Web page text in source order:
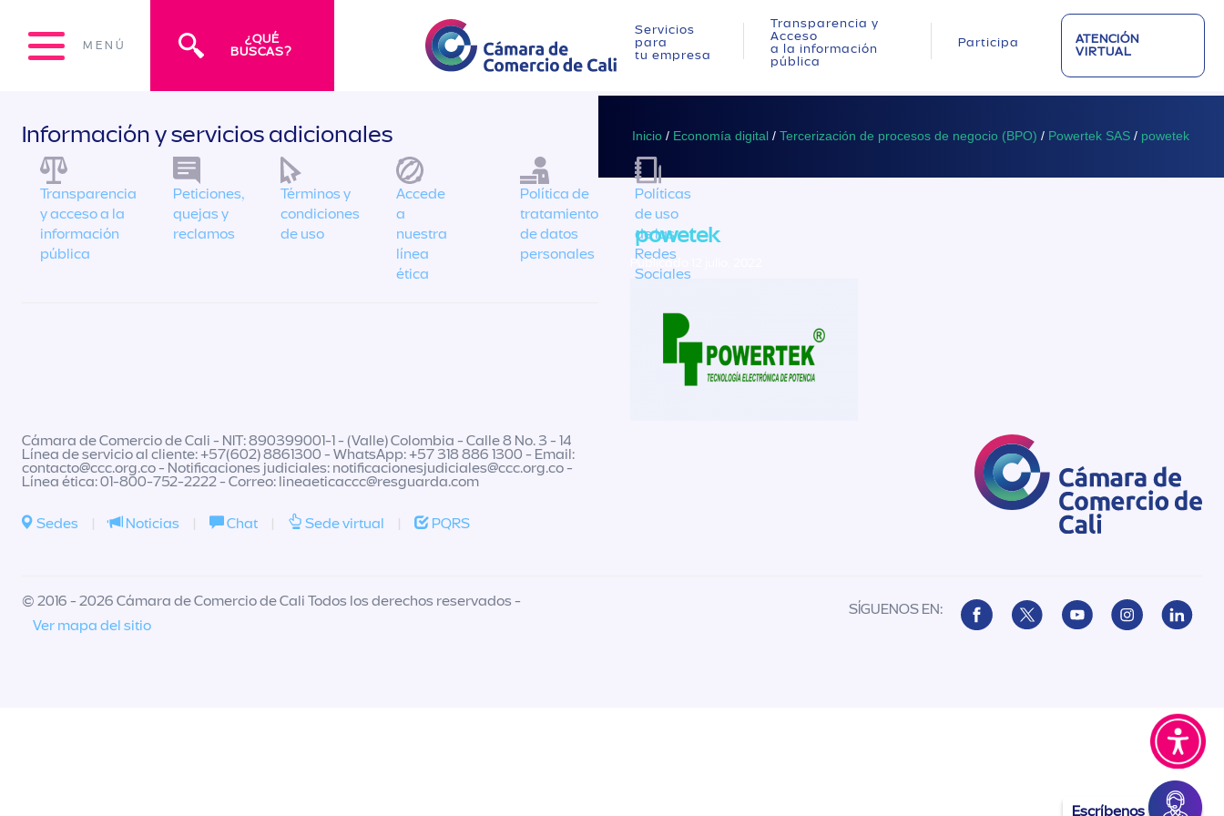
MENÚ
¿QUÉ
BUSCAS?
Servicios
para
tu empresa
Transparencia y
Acceso
a la información
pública
Participa
ATENCIÓN
VIRTUAL
Inicio / Economía digital / Tercerización de procesos de negocio (BPO) / Powertek SAS / powetek
powetek
Publicado 12 julio, 2022
Escríbenos
Información y servicios adicionales
Transparencia
y acceso a la
información
pública
Peticiones,
quejas y
reclamos
Términos y
condiciones
de uso
Accede
a
nuestra
línea
ética
Política de
tratamiento
de datos
personales
Políticas
de uso
de las
Redes
Sociales
Cámara de Comercio de Cali - NIT: 890399001-1 - (Valle) Colombia - Calle 8 No. 3 - 14
Línea de servicio al cliente: +57(602) 8861300 - WhatsApp: +57 318 886 1300 - Email:
contacto@ccc.org.co- Notificaciones judiciales: notificacionesjudiciales@ccc.org.co-
Línea ética: 01-800-752-2222 - Correo: lineaeticaccc@resguarda.com
Sedes | Noticias | Chat | Sede virtual | PQRS
© 2016 - 2026 Cámara de Comercio de Cali Todos los derechos reservados -
Ver mapa del sitio
SÍGUENOS EN: